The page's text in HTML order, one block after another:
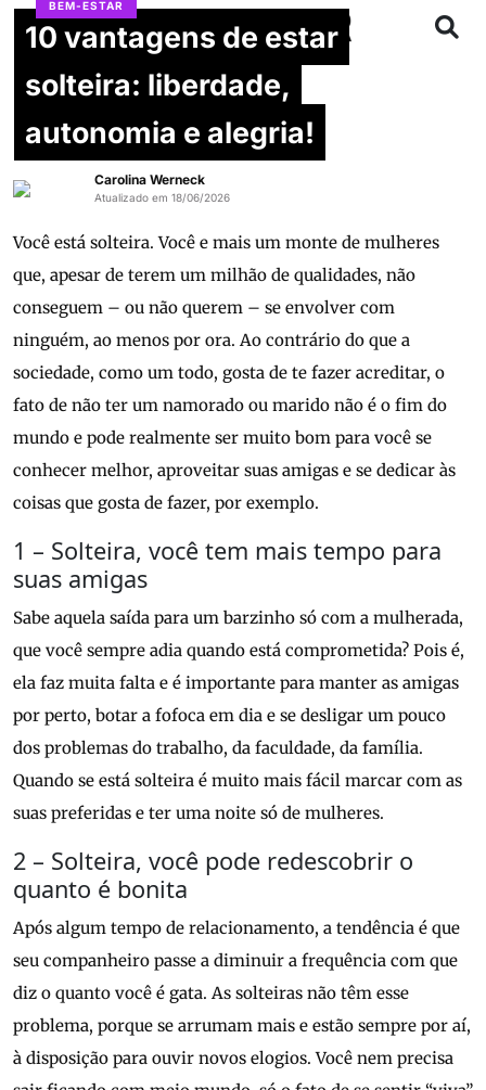
BEM-ESTAR
10 vantagens de estar
solteira: liberdade,
autonomia e alegria!
Carolina Werneck
Atualizado em 18/06/2026
Você está solteira. Você e mais um monte de mulheres
que, apesar de terem um milhão de qualidades, não
conseguem – ou não querem – se envolver com
ninguém, ao menos por ora. Ao contrário do que a
sociedade, como um todo, gosta de te fazer acreditar, o
fato de não ter um namorado ou marido não é o fim do
mundo e pode realmente ser muito bom para você se
conhecer melhor, aproveitar suas amigas e se dedicar às
coisas que gosta de fazer, por exemplo.
1 – Solteira, você tem mais tempo para
suas amigas
Sabe aquela saída para um barzinho só com a mulherada,
que você sempre adia quando está comprometida? Pois é,
ela faz muita falta e é importante para manter as amigas
por perto, botar a fofoca em dia e se desligar um pouco
dos problemas do trabalho, da faculdade, da família.
Quando se está solteira é muito mais fácil marcar com as
suas preferidas e ter uma noite só de mulheres.
2 – Solteira, você pode redescobrir o
quanto é bonita
Após algum tempo de relacionamento, a tendência é que
seu companheiro passe a diminuir a frequência com que
diz o quanto você é gata. As solteiras não têm esse
problema, porque se arrumam mais e estão sempre por aí,
à disposição para ouvir novos elogios. Você nem precisa